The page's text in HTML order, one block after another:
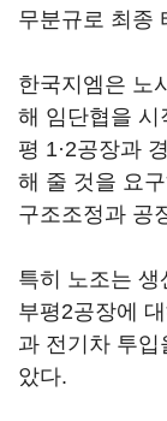
무분규로 최종
한국지엠은 노
해 임단협을 시
평 1·2공장과
해 줄 것을 요
구조조정과 공
특히 노조는
부평2공장에
과 전기차 투
았다.